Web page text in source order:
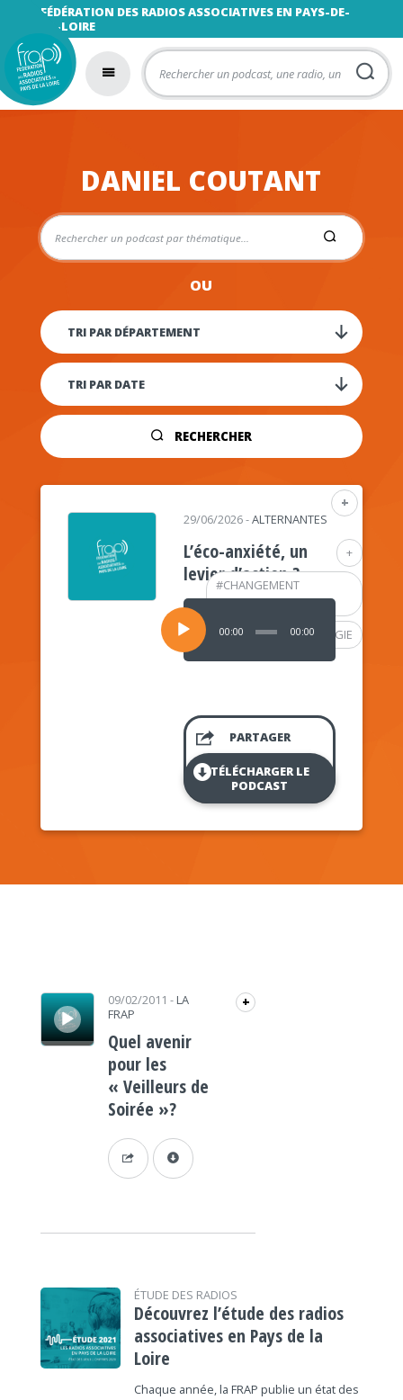
FÉDÉRATION DES RADIOS ASSOCIATIVES EN PAYS-DE-
LA-LOIRE
DANIEL COUTANT
OU
RECHERCHER
+
+
#CHANGEMENT
CLIMATIQUE
#PSYCHOLOGIE
29/06/2026-ALTERNANTES
L’éco-anxiété, un
levier d’action ?
Lecteur
audio
00:00 00:00
PARTAGER
TÉLÉCHARGER LE
PODCAST
Lecteur audio 09/02/2011 - LA
FRAP
+
Quel avenir
pour les
« Veilleurs de
Soirée »?
ÉTUDE DES RADIOS
Découvrez l’étude des radios
associatives en Pays de la
Loire
Chaque année, la FRAP publie un état des